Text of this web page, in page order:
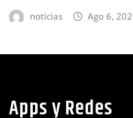
Apps y Redes